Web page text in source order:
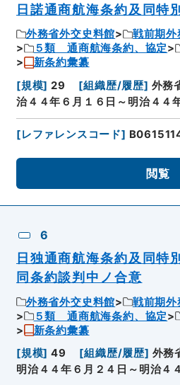
日諾通商航海条約及同特
外務省外交史料館 戦前期
５類 通商航海条約、協定
新条約彙纂
[規模] 29 [組織歴/履歴] 外務
治４４年６月１６日～明治４４
[レファレンスコード]
閲覧
6
日独通商航海条約及同特
同条約談判中ノ合意
外務省外交史料館 戦前期
５類 通商航海条約、協定
新条約彙纂
[規模] 49 [組織歴/履歴] 外務
明治４４年６月２４日～明治４